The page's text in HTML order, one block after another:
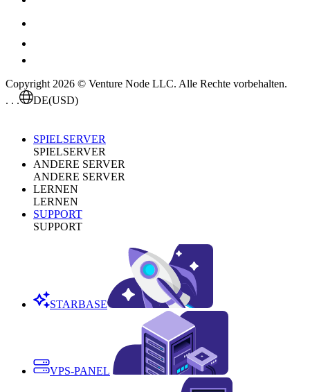
Copyright 2026 © Venture Node LLC. Alle Rechte vorbehalten.
. . .
DE(USD)
SPIELSERVER
SPIELSERVER
ANDERE SERVER
ANDERE SERVER
LERNEN
LERNEN
SUPPORT
SUPPORT
STARBASE
VPS-PANEL